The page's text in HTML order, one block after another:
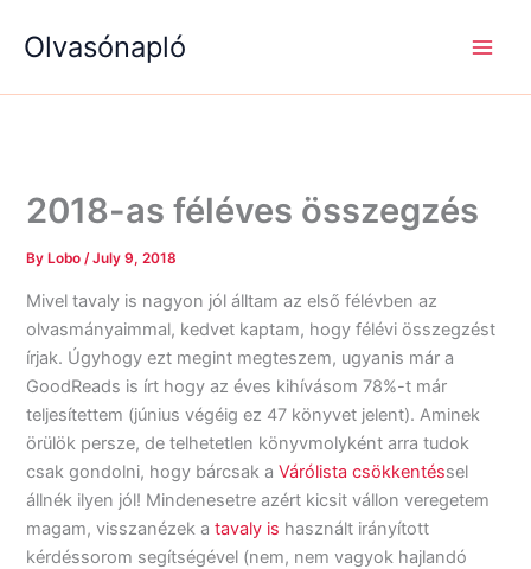
Olvasónapló
2018-as féléves összegzés
By Lobo/July 9, 2018
Mivel tavaly is nagyon jól álltam az első félévben az
olvasmányaimmal, kedvet kaptam, hogy félévi összegzést
írjak. Úgyhogy ezt megint megteszem, ugyanis már a
GoodReads is írt hogy az éves kihívásom 78%-t már
teljesítettem (június végéig ez 47 könyvet jelent). Aminek
örülök persze, de telhetetlen könyvmolyként arra tudok
csak gondolni, hogy bárcsak aVárólista csökkentéssel
állnék ilyen jól! Mindenesetre azért kicsit vállon veregetem
magam, visszanézek atavaly is használt irányított
kérdéssorom segítségével (nem, nem vagyok hajlandó
e
a
é
g
k
é
g
k